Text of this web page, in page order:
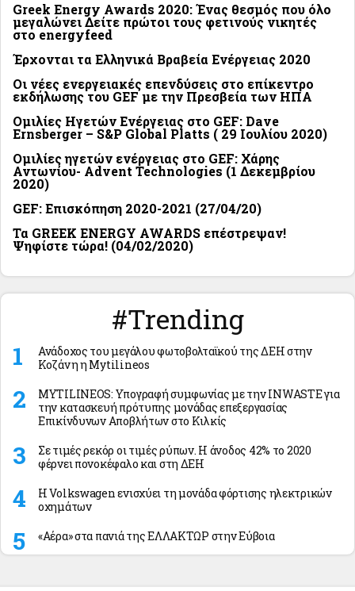
Greek Energy Awards 2020: Ένας θεσμός που όλο
μεγαλώνει Δείτε πρώτοι τους φετινούς νικητές
στο energyfeed
Έρχονται τα Ελληνικά Βραβεία Ενέργειας 2020
Οι νέες ενεργειακές επενδύσεις στο επίκεντρο
εκδήλωσης του GEF με την Πρεσβεία των ΗΠΑ
Ομιλίες Ηγετών Ενέργειας στο GEF: Dave
Ernsberger – S&P Global Platts ( 29 Ιουλίου 2020)
Ομιλίες ηγετών ενέργειας στο GEF: Χάρης
Αντωνίου- Advent Technologies (1 Δεκεμβρίου
2020)
GEF: Επισκόπηση 2020-2021 (27/04/20)
Τα GREEK ENERGY AWARDS επέστρεψαν!
Ψηφίστε τώρα! (04/02/2020)
#Trending
Ανάδοχος του μεγάλου φωτοβολταϊκού της ΔΕΗ στην
Κοζάνη η Mytilineos
MYTILINEOS: Υπογραφή συμφωνίας με την INWASTE για
την κατασκευή πρότυπης μονάδας επεξεργασίας
Επικίνδυνων Αποβλήτων στο Κιλκίς
Σε τιμές ρεκόρ οι τιμές ρύπων. Η άνοδος 42% το 2020
φέρνει πονοκέφαλο και στη ΔΕΗ
Η Volkswagen ενισχύει τη μονάδα φόρτισης ηλεκτρικών
οχημάτων
«Αέρα» στα πανιά της ΕΛΛΑΚΤΩΡ στην Εύβοια